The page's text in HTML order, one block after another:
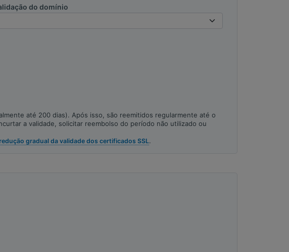
do domínio
até 200 dias). Após isso, são reemitidos regularmente até o
a validade, solicitar reembolso do período não utilizado ou
gradual da validade dos certificados SSL.